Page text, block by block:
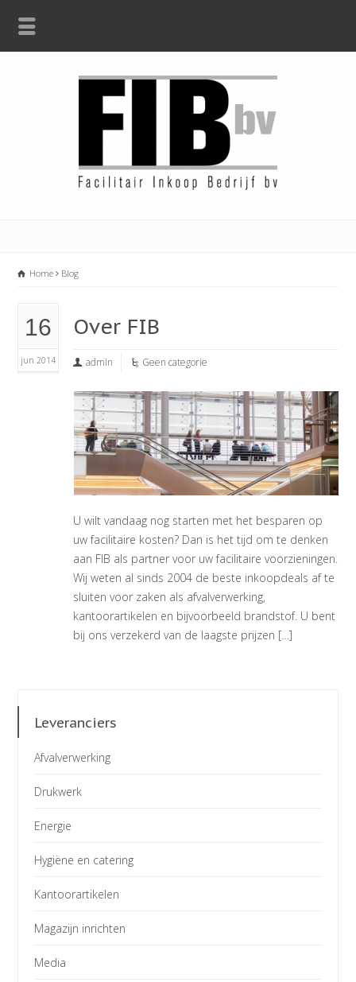
Home Blog
16
jun 2014
Over FIB
admin Geen categorie
U wilt vandaag nog starten met het besparen op
uw facilitaire kosten? Dan is het tijd om te denken
aan FIB als partner voor uw facilitaire voorzieningen.
Wij weten al sinds 2004 de beste inkoopdeals af te
sluiten voor zaken als afvalverwerking,
kantoorartikelen en bijvoorbeeld brandstof. U bent
bij ons verzekerd van de laagste prijzen […]
Leveranciers
Afvalverwerking
Drukwerk
Energie
Hygiëne en catering
Kantoorartikelen
Magazijn inrichten
Media